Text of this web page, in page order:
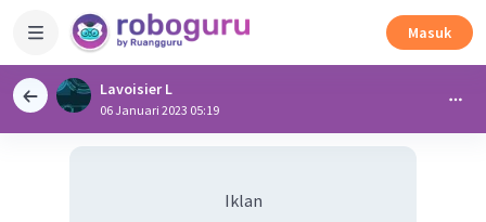
Masuk
Lavoisier L
06 Januari 2023 05:19
Iklan